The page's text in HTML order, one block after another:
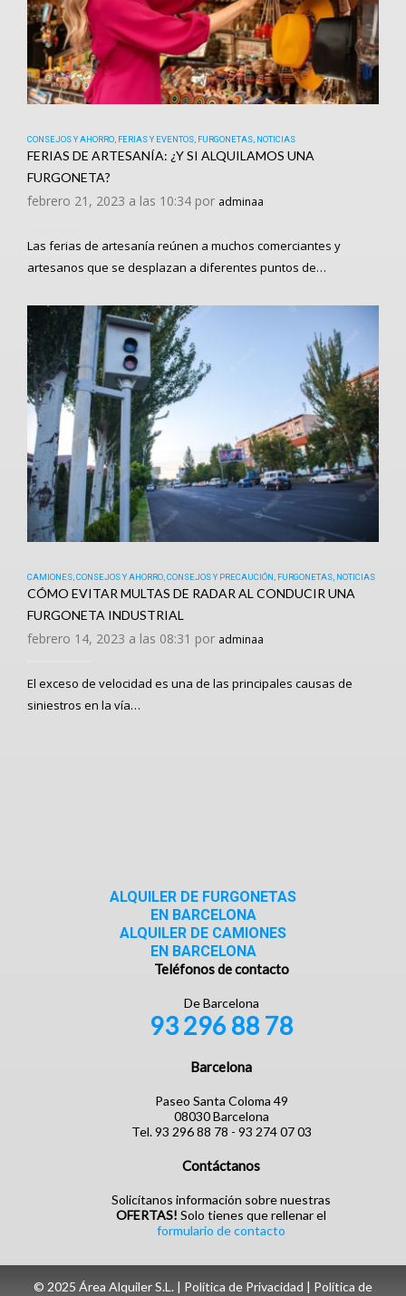
CONSEJOS Y AHORRO FERIAS Y EVENTOS FURGONETAS NOTICIAS
FERIAS DE ARTESANÍA: ¿Y SI ALQUILAMOS UNA
FURGONETA?
febrero 21, 2023 a las 10:34 por adminaa
Las ferias de artesanía reúnen a muchos comerciantes y
artesanos que se desplazan a diferentes puntos de…
CAMIONES,CONSEJOS Y AHORRO,CONSEJOS Y PRECAUCIÓN , FURGONETAS, NOTICIAS
CÓMO EVITAR MULTAS DE RADAR AL CONDUCIR UNA
FURGONETA INDUSTRIAL
febrero 14, 2023 a las 08:31 por adminaa
El exceso de velocidad es una de las principales causas de
siniestros en la vía…
ALQUILER DE FURGONETAS
EN BARCELONA
ALQUILER DE CAMIONES
EN BARCELONA
Teléfonos de contacto
De Barcelona
93 296 88 78
Barcelona
Paseo Santa Coloma 49
08030 Barcelona
Tel. 93 296 88 78 - 93 274 07 03
Contáctanos
Solicítanos información sobre nuestras
OFERTAS! Solo tienes que rellenar el
formulario de contacto
© 2025 Área Alquiler S.L. | Política de Privacidad
Política de